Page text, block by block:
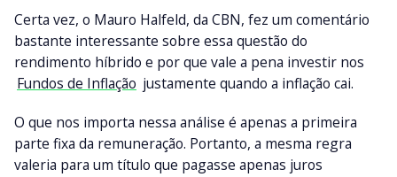
Certa vez, o Mauro Halfeld, da CBN, fez um comentário
bastante interessante sobre essa questão do
rendimento híbrido e por que vale a pena investir nos
Fundos de Inflação justamente quando a inflação cai.
O que nos importa nessa análise é apenas a primeira
parte fixa da remuneração. Portanto, a mesma regra
valeria para um título que pagasse apenas juros